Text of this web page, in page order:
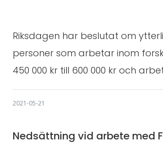
Riksdagen har beslutat om
personer som arbetar inom
450 000 kr till 600 000 kr och
2021-05-21
Nedsättning vid arbete med